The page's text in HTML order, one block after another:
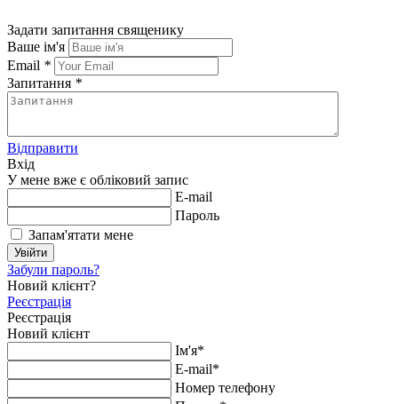
Задати запитання священику
Ваше ім'я
Email *
Запитання *
Відправити
Вхід
У мене вже є обліковий запис
E-mail
Пароль
Запам'ятати мене
Увійти
Забули пароль?
Новий клієнт?
Реєстрація
Реєстрація
Новий клієнт
Ім'я*
E-mail*
Номер телефону